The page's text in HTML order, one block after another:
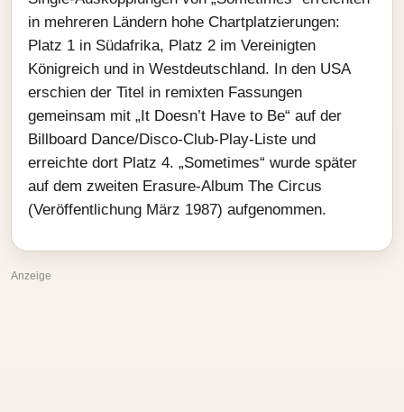
in mehreren Ländern hohe Chartplatzierungen:
Platz 1 in Südafrika, Platz 2 im Vereinigten
Königreich und in Westdeutschland. In den USA
erschien der Titel in remixten Fassungen
gemeinsam mit „It Doesn’t Have to Be“ auf der
Billboard Dance/Disco-Club-Play-Liste und
erreichte dort Platz 4. „Sometimes“ wurde später
auf dem zweiten Erasure-Album The Circus
(Veröffentlichung März 1987) aufgenommen.
Anzeige